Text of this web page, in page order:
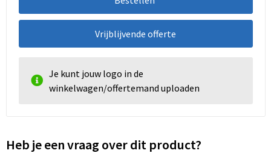
Vrijblijvende offerte
Je kunt jouw logo in de
winkelwagen/offertemand uploaden
Heb je een vraag over dit product?